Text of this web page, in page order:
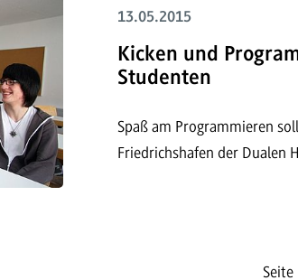
13.05.2015
Kicken und
Studenten
Spaß am Programmieren
Friedrichshafen der Dualen